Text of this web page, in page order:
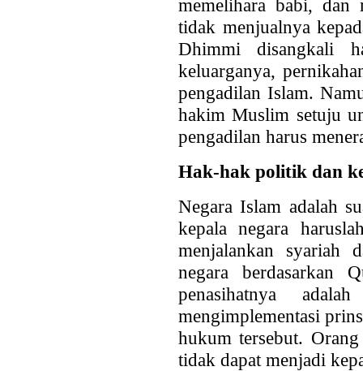
memelihara babi, dan
tidak menjualnya
Dhimmi disangkali
keluarganya,
pengadilan Islam.
hakim Muslim setuju
pengadilan harus
Hak-hak politik dan
Negara Islam adalah
kepala negara
menjalankan syariah
negara berdasarkan
penasihatnya
mengimplementasi
hukum tersebut.
tidak dapat menjadi